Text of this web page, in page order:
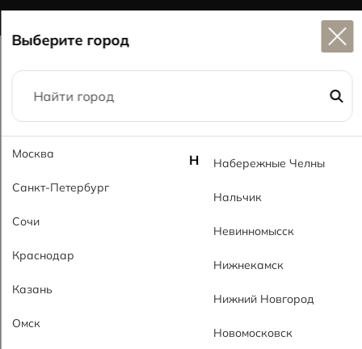
Главная Каталог
20x120
Магнум темно-кремовый MT Magnum Cream Dark MT
Выберите город
Москва
Санкт-Петербург
Сочи
Краснодар
Казань
Омск
Н Набережные Челны
Нальчик
Невинномысск
Нижнекамск
Нижний Новгород
Новомосковск